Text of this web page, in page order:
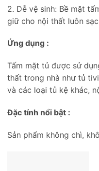
2. Dễ vệ sinh: Bề mặt
giữ cho nội thất luôn
Ứng dụng :
Tấm mặt tủ được sử
thất trong nhà như tủ
và các loại tủ kệ khác,
Đặc tính nổi bật :
Sản phẩm không chì,